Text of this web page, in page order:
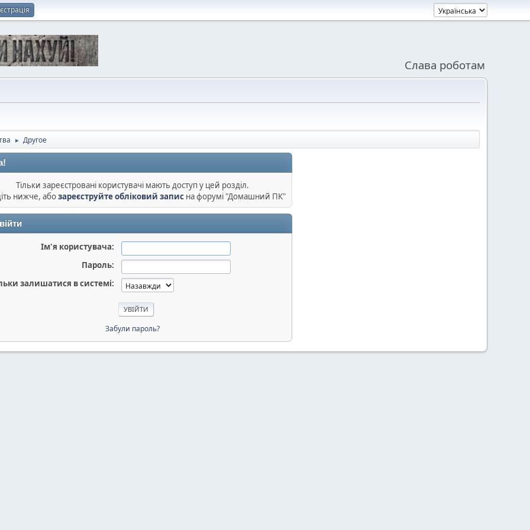
Слава роботам
► Другое
Тільки зареєстровані користувачі мають доступ у цей розділ.
нижче, абозареєструйте обліковий записна форумі "Домашний ПК"
Ім'я користувача:
Пароль:
залишатися в системі:
Забули пароль?